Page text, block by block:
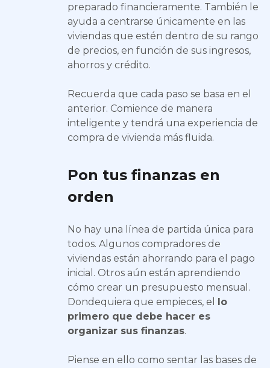
preparado financieramente. También le
ayuda a centrarse únicamente en las
viviendas que estén dentro de su rango
de precios, en función de sus ingresos,
ahorros y crédito.
Recuerda que cada paso se basa en el
anterior. Comience de manera
inteligente y tendrá una experiencia de
compra de vivienda más fluida.
Pon tus finanzas en
orden
No hay una línea de partida única para
todos. Algunos compradores de
viviendas están ahorrando para el pago
inicial. Otros aún están aprendiendo
cómo crear un presupuesto mensual.
Dondequiera que empieces, el lo
primero que debe hacer es
organizar sus finanzas.
Piense en ello como sentar las bases de